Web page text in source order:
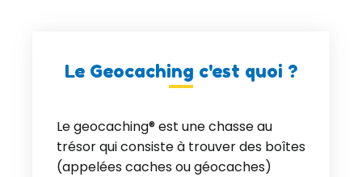
Le Geocaching c'est quoi ?
Le geocaching® est une chasse au
trésor qui consiste à trouver des boîtes
(appelées caches ou géocaches)